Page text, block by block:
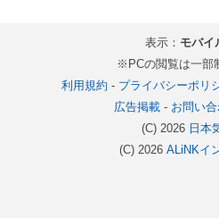
表示： モバイ
※PCの閲覧は一部
利用規約 - プライバシーポリ
広告掲載- お問い
(C) 2026 日本
(C) 2026 ALiNKイ